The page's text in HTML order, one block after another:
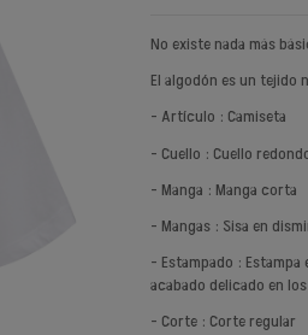
No existe nada más
El algodón es un
- Artículo : Camiseta
- Cuello : Cuello
- Manga : Manga corta
- Mangas : Sisa en
- Estampado :
acabado delicado en
- Corte : Corte regular